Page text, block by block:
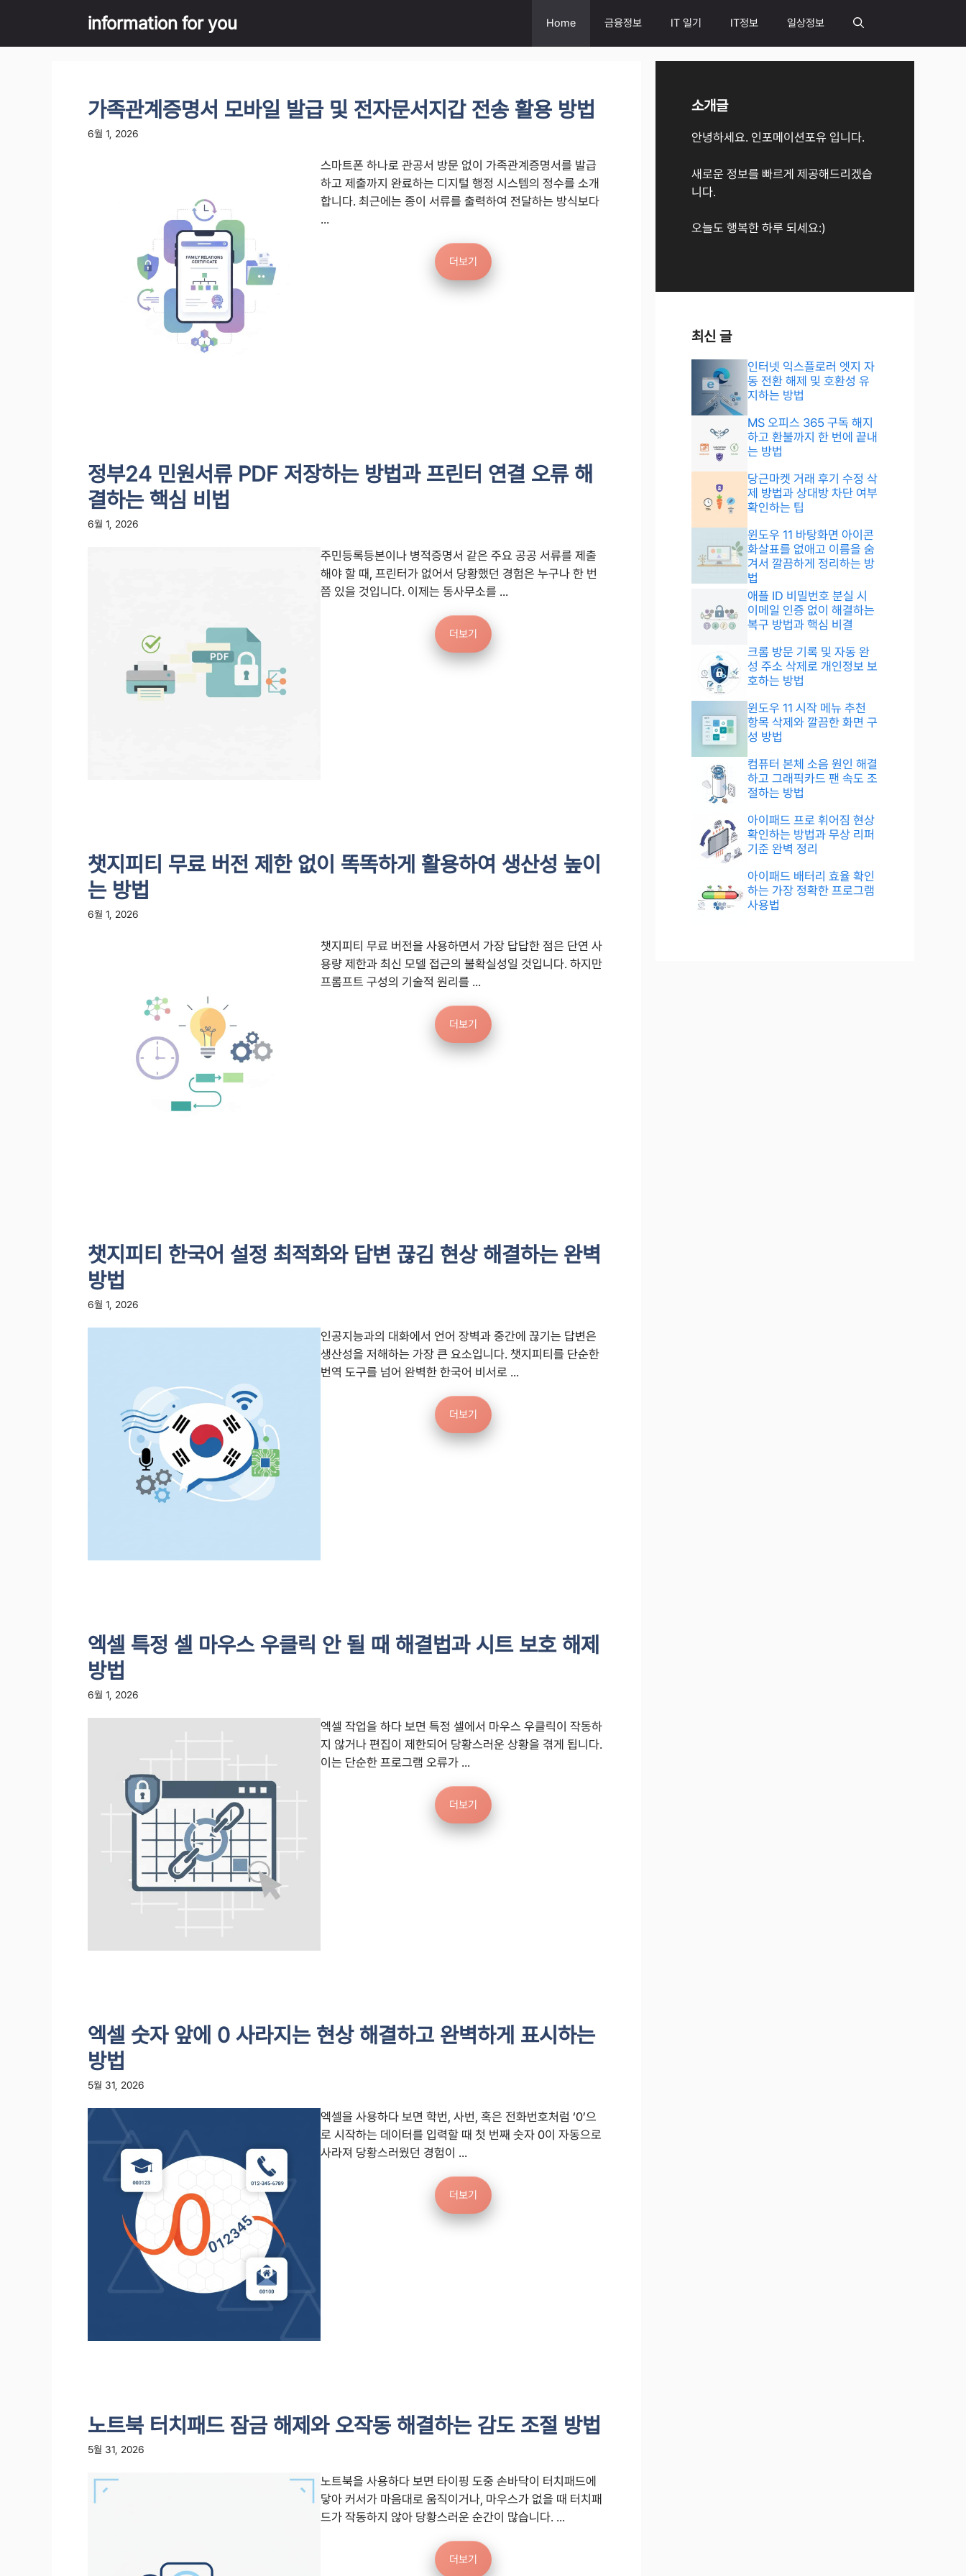
content
information for you Home 금융정보 IT 일기 IT정보 일상정보
가족관계증명서 모바일 발급 및 전자문서지갑 전송 활용 방법
6월 1, 2026
스마트폰 하나로 관공서 방문 없이 가족관계증명서를 발급
하고 제출까지 완료하는 디지털 행정 시스템의 정수를 소개
합니다. 최근에는 종이 서류를 출력하여 전달하는 방식보다
...
더보기
정부24 민원서류 PDF 저장하는 방법과 프린터 연결 오류 해
결하는 핵심 비법
6월 1, 2026
주민등록등본이나 병적증명서 같은 주요 공공 서류를 제출
해야 할 때, 프린터가 없어서 당황했던 경험은 누구나 한 번
쯤 있을 것입니다. 이제는 동사무소를 ...
더보기
챗지피티 무료 버전 제한 없이 똑똑하게 활용하여 생산성 높이
는 방법
6월 1, 2026
챗지피티 무료 버전을 사용하면서 가장 답답한 점은 단연 사
용량 제한과 최신 모델 접근의 불확실성일 것입니다. 하지만
프롬프트 구성의 기술적 원리를 ...
더보기
챗지피티 한국어 설정 최적화와 답변 끊김 현상 해결하는 완벽
방법
6월 1, 2026
인공지능과의 대화에서 언어 장벽과 중간에 끊기는 답변은
생산성을 저해하는 가장 큰 요소입니다. 챗지피티를 단순한
번역 도구를 넘어 완벽한 한국어 비서로 ...
더보기
엑셀 특정 셀 마우스 우클릭 안 될 때 해결법과 시트 보호 해제
방법
6월 1, 2026
엑셀 작업을 하다 보면 특정 셀에서 마우스 우클릭이 작동하
지 않거나 편집이 제한되어 당황스러운 상황을 겪게 됩니다.
이는 단순한 프로그램 오류가 ...
더보기
엑셀 숫자 앞에 0 사라지는 현상 해결하고 완벽하게 표시하는
방법
5월 31, 2026
엑셀을 사용하다 보면 학번, 사번, 혹은 전화번호처럼 ‘0’으
로 시작하는 데이터를 입력할 때 첫 번째 숫자 0이 자동으로
사라져 당황스러웠던 경험이 ...
더보기
노트북 터치패드 잠금 해제와 오작동 해결하는 감도 조절 방법
5월 31, 2026
노트북을 사용하다 보면 타이핑 도중 손바닥이 터치패드에
닿아 커서가 마음대로 움직이거나, 마우스가 없을 때 터치패
드가 작동하지 않아 당황스러운 순간이 많습니다. ...
더보기
소개글
안녕하세요. 인포메이션포유 입니다.
새로운 정보를 빠르게 제공해드리겠습
니다.
오늘도 행복한 하루 되세요:)
최신 글
인터넷 익스플로러 엣지 자
동 전환 해제 및 호환성 유
지하는 방법
MS 오피스 365 구독 해지
하고 환불까지 한 번에 끝내
는 방법
당근마켓 거래 후기 수정 삭
제 방법과 상대방 차단 여부
확인하는 팁
윈도우 11 바탕화면 아이콘
화살표를 없애고 이름을 숨
겨서 깔끔하게 정리하는 방
법
애플 ID 비밀번호 분실 시
이메일 인증 없이 해결하는
복구 방법과 핵심 비결
크롬 방문 기록 및 자동 완
성 주소 삭제로 개인정보 보
호하는 방법
윈도우 11 시작 메뉴 추천
항목 삭제와 깔끔한 화면 구
성 방법
컴퓨터 본체 소음 원인 해결
하고 그래픽카드 팬 속도 조
절하는 방법
아이패드 프로 휘어짐 현상
확인하는 방법과 무상 리퍼
기준 완벽 정리
아이패드 배터리 효율 확인
하는 가장 정확한 프로그램
사용법